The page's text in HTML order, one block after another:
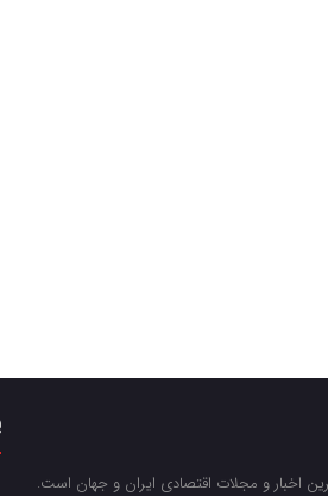
اخبار و مجلات اقتصادی ایران و جهان است.